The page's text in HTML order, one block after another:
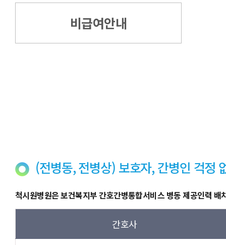
비급여안내
(전병동, 전병상) 보호자, 간병인 걱정
척시원병원은 보건복지부 간호간병통합서비스 병동 제공인력 배
간호사